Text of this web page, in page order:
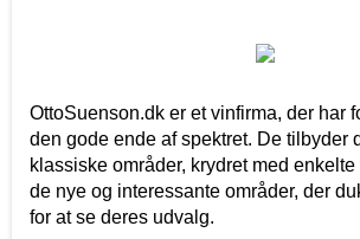
OttoSuenson.dk er et vinfirma, der har
den gode ende af spektret. De tilbyder
klassiske områder, krydret med
de nye og interessante områder, der
for at se deres udvalg.